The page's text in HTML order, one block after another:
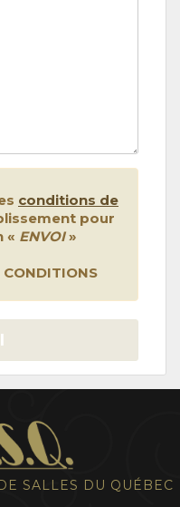
conditions de
pour
« ENVOI»
CONDITIONS
SALLES DU QUÉBEC